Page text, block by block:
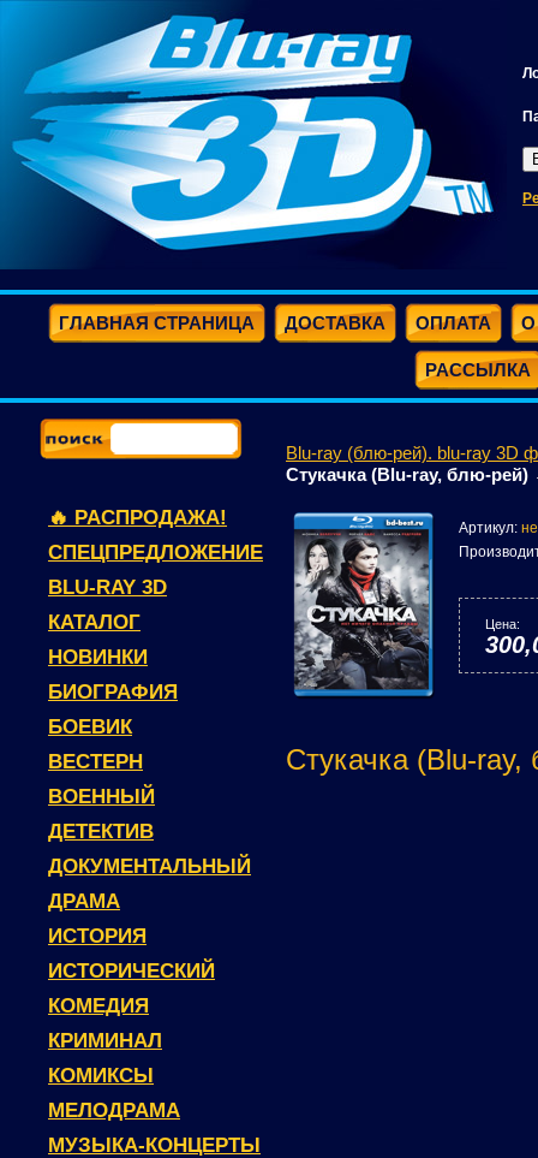
ГЛАВНАЯ СТРАНИЦА ДОСТАВКА ОПЛАТА О
РАССЫЛКА
🔥 РАСПРОДАЖА!
СПЕЦПРЕДЛОЖЕНИЕ
BLU-RAY 3D
КАТАЛОГ
НОВИНКИ
БИОГРАФИЯ
БОЕВИК
ВЕСТЕРН
ВОЕННЫЙ
ДЕТЕКТИВ
ДОКУМЕНТАЛЬНЫЙ
ДРАМА
ИСТОРИЯ
ИСТОРИЧЕСКИЙ
КОМЕДИЯ
КРИМИНАЛ
КОМИКСЫ
МЕЛОДРАМА
МУЗЫКА-КОНЦЕРТЫ
Blu-ray (блю-рей). blu-ray 3D
Стукачка (Blu-ray, блю-рей)
Артикул:
Цена:
Стукачка (Blu-ray,